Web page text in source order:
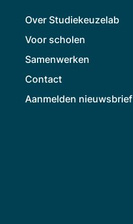
Over Studiekeuzelab
Voor scholen
Samenwerken
Contact
Aanmelden nieuwsbrief